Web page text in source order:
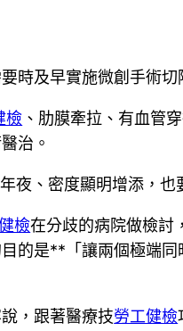
時及早實施微創手術
檢 、肋膜牽拉、有血管
治。
夜、密度顯明增添，也
檢在分歧的病院做檢討
的是**「讓兩個極端
，跟著醫療技勞工健檢